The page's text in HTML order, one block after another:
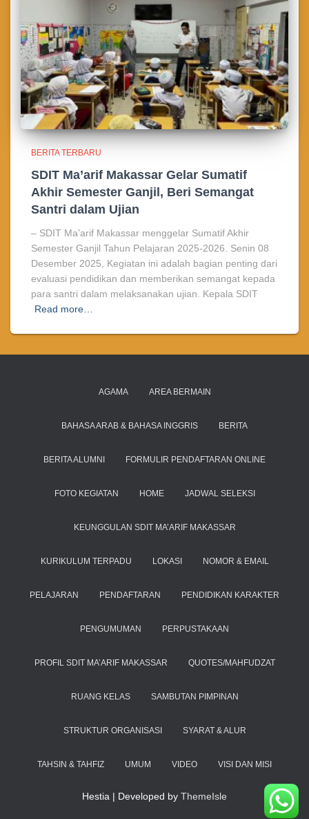
BERITA TERBARU
SDIT Ma’arif Makassar Gelar Sumatif
Akhir Semester Ganjil, Beri Semangat
Santri dalam Ujian
– SDIT Ma’arif Makassar menggelar Sumatif Akhir
Semester Ganjil Tahun Pelajaran 2025-2026. Senin 08
Desember 2025, Kegiatan ini adalah bagian penting dari
evaluasi pendidikan dan memberikan semangat kepada
para santri dalam melaksanakan ujian. Kepala SDIT
Read more…
AGAMA AREA BERMAIN
BAHASA ARAB & BAHASA INGGRIS BERITA
BERITA ALUMNI FORMULIR PENDAFTARAN ONLINE
FOTO KEGIATAN HOME JADWAL SELEKSI
KEUNGGULAN SDIT MA’ARIF MAKASSAR
KURIKULUM TERPADU LOKASI NOMOR & EMAIL
PELAJARAN PENDAFTARAN PENDIDIKAN KARAKTER
PENGUMUMAN PERPUSTAKAAN
PROFIL SDIT MA’ARIF MAKASSAR QUOTES/MAHFUDZAT
RUANG KELAS SAMBUTAN PIMPINAN
STRUKTUR ORGANISASI SYARAT & ALUR
TAHSIN & TAHFIZ UMUM VIDEO VISI DAN MISI
Hestia | Developed by ThemeIsle